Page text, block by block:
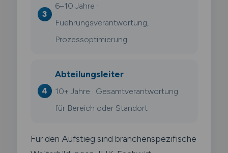
6–10 Jahre ·
Fuehrungsverantwortung,
Prozessoptimierung
Abteilungsleiter
10+ Jahre · Gesamtverantwortung
für Bereich oder Standort
Für den Aufstieg sind branchenspezifische